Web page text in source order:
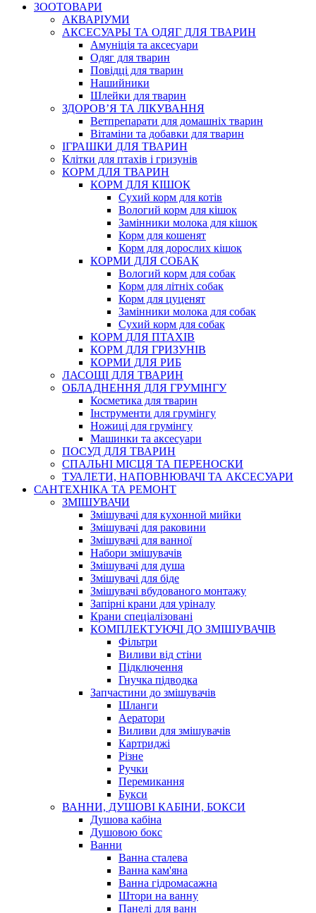
ЗООТОВАРИ
АКВАРІУМИ
АКСЕСУАРЫ ТА ОДЯГ ДЛЯ ТВАРИН
Амуніція та аксесуари
Одяг для тварин
Повідці для тварин
Нашийники
Шлейки для тварин
ЗДОРОВ’Я ТА ЛІКУВАННЯ
Ветпрепарати для домашніх тварин
Вітаміни та добавки для тварин
ІГРАШКИ ДЛЯ ТВАРИН
Клітки для птахів і гризунів
КОРМ ДЛЯ ТВАРИН
КОРМ ДЛЯ КІШОК
Сухий корм для котів
Вологий корм для кішок
Замінники молока для кішок
Корм для кошенят
Корм для дорослих кішок
КОРМИ ДЛЯ СОБАК
Вологий корм для собак
Корм для літніх собак
Корм для цуценят
Замінники молока для собак
Сухий корм для собак
КОРМ ДЛЯ ПТАХІВ
КОРМ ДЛЯ ГРИЗУНІВ
КОРМИ ДЛЯ РИБ
ЛАСОЩІ ДЛЯ ТВАРИН
ОБЛАДНЕННЯ ДЛЯ ГРУМІНГУ
Косметика для тварин
Інструменти для грумінгу
Ножиці для грумінгу
Машинки та аксесуари
ПОСУД ДЛЯ ТВАРИН
СПАЛЬНІ МІСЦЯ ТА ПЕРЕНОСКИ
ТУАЛЕТИ, НАПОВНЮВАЧІ ТА АКСЕСУАРИ
САНТЕХНІКА ТА РЕМОНТ
ЗМІШУВАЧИ
Змішувачі для кухонной мийки
Змішувачі для раковини
Змішувачі для ванної
Набори змішувачів
Змішувачі для душа
Змішувачі для біде
Змішувачі вбудованого монтажу
Запірні крани для уріналу
Крани спеціалізовані
КОМПЛЕКТУЮЧІ ДО ЗМІШУВАЧІВ
Фільтри
Виливи від стіни
Підключення
Гнучка підводка
Запчастини до змішувачів
Шланги
Аератори
Виливи для змішувачів
Картриджі
Різне
Ручки
Перемикання
Букси
ВАННИ, ДУШОВІ КАБІНИ, БОКСИ
Душова кабіна
Душовою бокс
Ванни
Ванна сталева
Ванна кам'яна
Ванна гідромасажна
Штори на ванну
Панелі для ванн